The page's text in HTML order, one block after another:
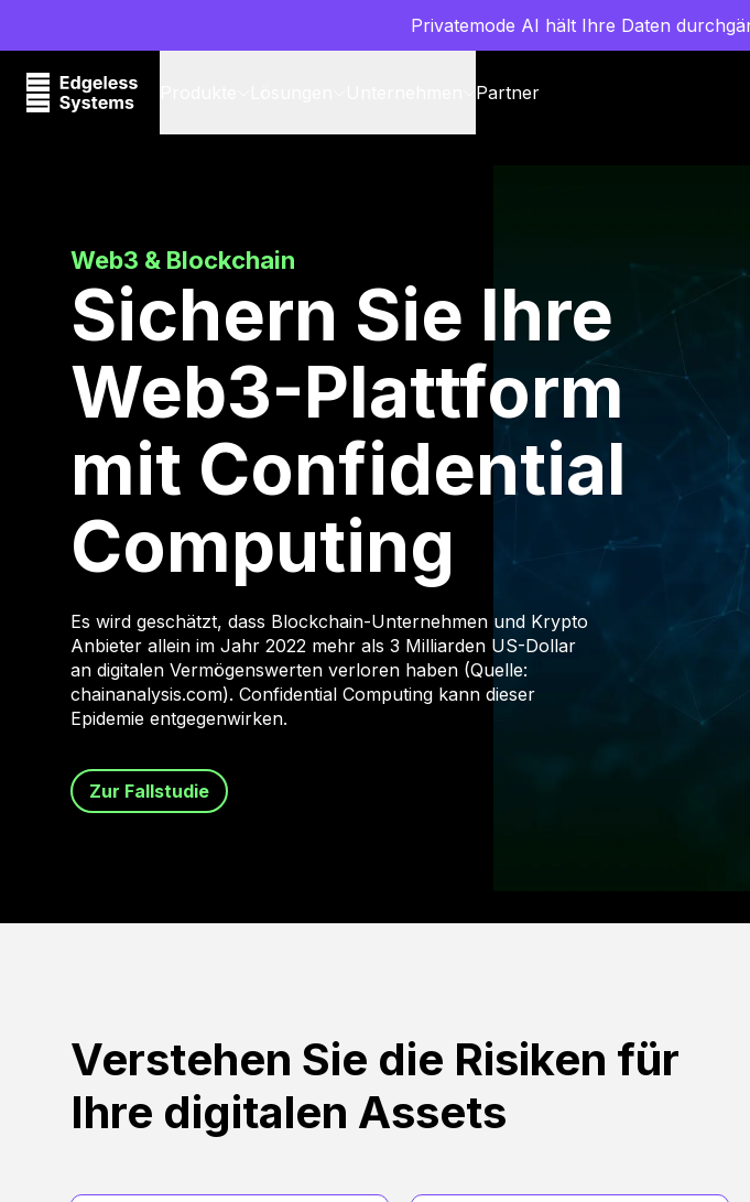
Privatemode AI hält Ihre Daten
Partner
Web3 & Blockchain
Sichern Sie Ihre
Web3-Plattform
mit Confidential
Computing
Es wird geschätzt, dass Blockchain-Unternehmen und Krypto
Anbieter allein im Jahr 2022 mehr als 3 Milliarden US-Dollar
an digitalen Vermögenswerten verloren haben (Quelle:
chainanalysis.com). Confidential Computing kann dieser
Epidemie entgegenwirken.
Zur Fallstudie
Verstehen Sie die Risiken für
Ihre digitalen Assets